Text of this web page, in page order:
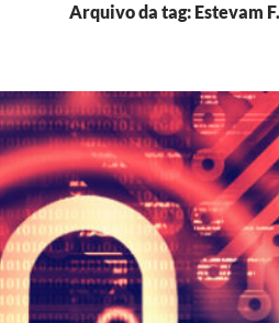
Arquivo da tag: Estevam